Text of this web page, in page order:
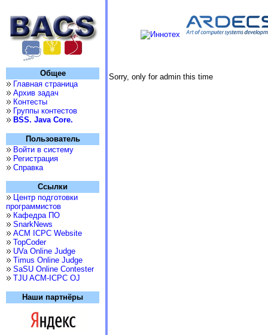
Общее
Главная страница
Архив задач
Контесты
Группы контестов
BSS. Java Core.
Пользователь
Войти в систему
Регистрация
Справка
Ссылки
Центр подготовки
программистов
Кафедра ПО
SnarkNews
ACM ICPC Website
TopCoder
UVa Online Judge
Timus Online Judge
SaSU Online Contester
TJU ACM-ICPC OJ
Наши партнёры
Sorry, only for admin this time